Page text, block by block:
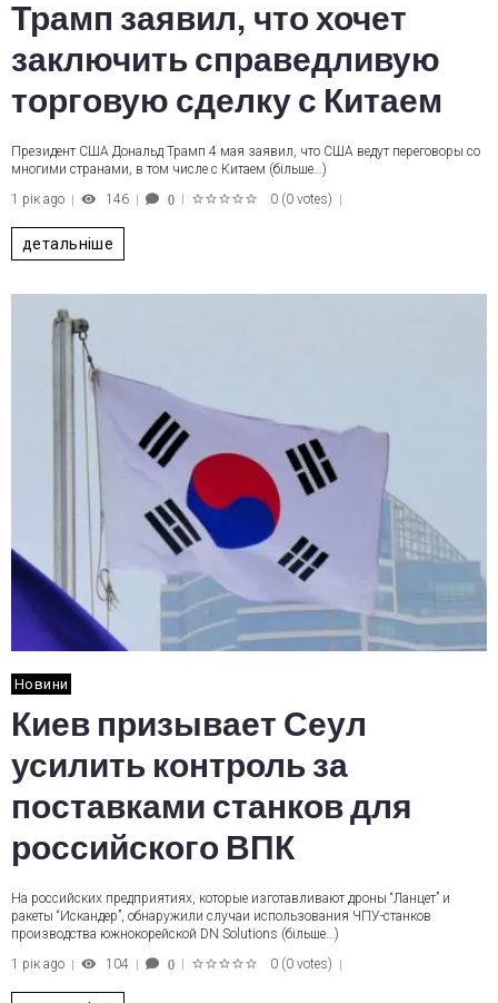
Трамп заявил, что хочет
заключить справедливую
торговую сделку с Китаем
Президент США Дональд Трамп 4 мая заявил, что США ведут переговоры со
многими странами, в том числе с Китаем (більше…)
1 рік ago
146 0 0 (0 votes)
детальніше
Новини
Киев призывает Сеул
усилить контроль за
поставками станков для
российского ВПК
На российских предприятиях, которые изготавливают дроны “Ланцет” и
ракеты “Искандер”, обнаружили случаи использования ЧПУ-станков
производства южнокорейской DN Solutions (більше…)
1 рік ago
104 0 0 (0 votes)